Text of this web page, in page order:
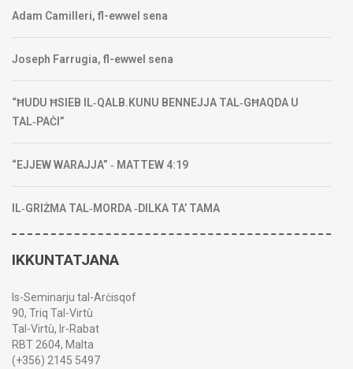
Adam Camilleri, fl-ewwel sena
Joseph Farrugia, fl-ewwel sena
“ĦUDU ĦSIEB IL‑QALB.KUNU BENNEJJA TAL‑GĦAQDA U
TAL‑PAĊI”
“EJJEW WARAJJA” ‑ MATTEW 4:19
IL‑GRIŻMA TAL‑MORDA ‑DILKA TA’ TAMA
IKKUNTATJANA
Is-Seminarju tal-Arċisqof
90, Triq Tal-Virtù
Tal-Virtù, Ir-Rabat
RBT 2604, Malta
(+356) 2145 5497